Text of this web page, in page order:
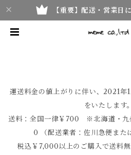
【重要】配送・営業日
運送料金の値上がりに伴い、2021年
をいたします。
送料：全国一律￥700 ※北海道・
0 （配送業者：佐川急便ま
税込￥7,000以上のご購入で送料